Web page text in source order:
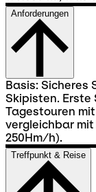
Anforderungen
Basis: Sicheres
Skipisten. Erste
Tagestouren
vergleichbar mit
250Hm/h).
Treffpunkt & Reise